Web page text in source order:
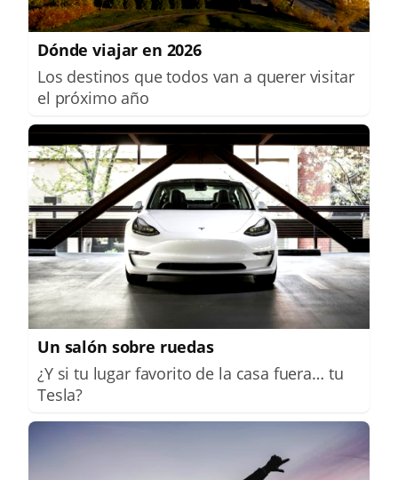
Dónde viajar en 2026
Los destinos que todos van a querer visitar
el próximo año
Un salón sobre ruedas
¿Y si tu lugar favorito de la casa fuera… tu
Tesla?